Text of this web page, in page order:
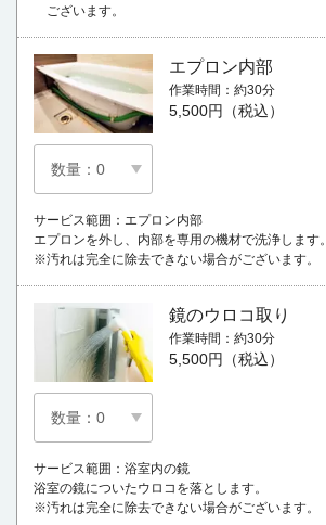
ございます。
エプロン内部
作業時間 約30分
5,500円（税込）
サービス範囲：エプロン内部
エプロンを外し、内部を専用の機材で洗浄します。
※汚れは完全に除去できない場合がございます。
鏡のウロコ取り
作業時間 約30分
5,500円（税込）
サービス範囲：浴室内の鏡
浴室の鏡についたウロコを落とします。
※汚れは完全に除去できない場合がございます。